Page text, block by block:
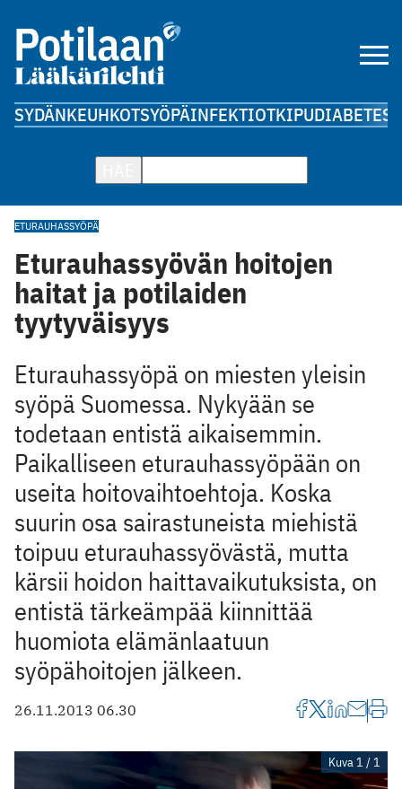
SYDÄNKEUHKOTSYÖPÄINFEKTIOTKIPUDIABETES
ETURAUHASSYÖPÄ
Eturauhassyövän hoitojen
haitat ja potilaiden
tyytyväisyys
Eturauhassyöpä on miesten yleisin
syöpä Suomessa. Nykyään se
todetaan entistä aikaisemmin.
Paikalliseen eturauhassyöpään on
useita hoitovaihtoehtoja. Koska
suurin osa sairastuneista miehistä
toipuu eturauhassyövästä, mutta
kärsii hoidon haittavaikutuksista, on
entistä tärkeämpää kiinnittää
huomiota elämänlaatuun
syöpähoitojen jälkeen.
26.11.2013 06.30
Kuva 1 / 1